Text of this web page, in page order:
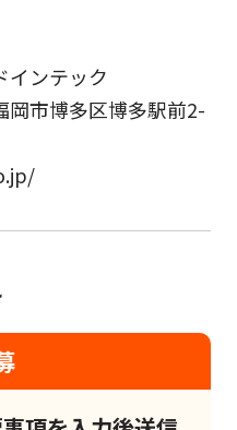
インテック
岡市博多区博多駅前2-